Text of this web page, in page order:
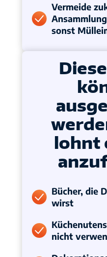
Vermeide
sonst
lohnt
Bücher, die
wirst
nicht